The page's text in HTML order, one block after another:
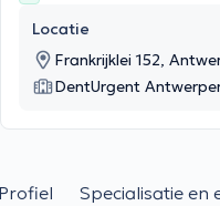
Locatie
Frankrijklei 152,
DentUrgent
Specialisatie en